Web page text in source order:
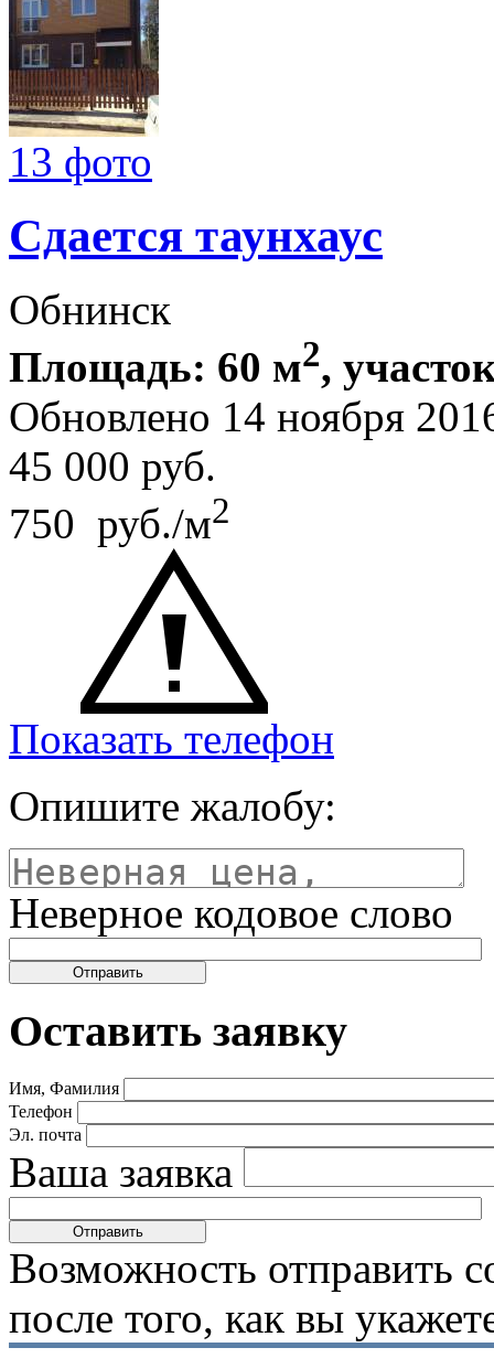
13 фото
Сдается таунхаус
Обнинск
Площадь: 60 м2,
Обновлено 14 ноября
45 000 руб.
750 руб./м2
Показать телефон
Опишите жалобу:
Неверное кодовое слово
Оставить заявку
Имя, Фамилия
Телефон
Эл. почта
Ваша заявка
Возможность отправить
после того, как вы